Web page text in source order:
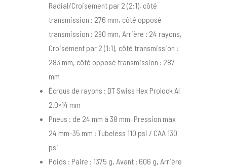
Radial/Croisement par 2 (2:1), côté
transmission : 276 mm, côté opposé
transmission : 290 mm, Arrière : 24 rayons,
Croisement par 2 (1:1), côté transmission :
283 mm, côté opposé transmission : 287
mm
Écrous de rayons : DT Swiss Hex Prolock Al
2.0×14 mm
Pneus : de 24 mm à 38 mm, Pression max
24 mm-35 mm : Tubeless 110 psi / CAA 130
psi
Poids : Paire : 1375 g, Avant : 606 g, Arrière